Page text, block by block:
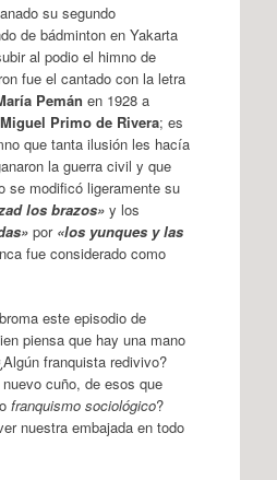
su segundo
de bádminton en Yakarta
al podio el himno de
fue el cantado con la letra
Pemán en 1928 a
Miguel Primo de Rivera; es
que tanta ilusión les hacía
la guerra civil y que
se modificó ligeramente su
los brazos»y los
por «los yunques y las
fue considerado como
este episodio de
piensa que hay una mano
franquista redivivo?
cuño, de esos que
franquismo sociológico?
nuestra embajada en todo